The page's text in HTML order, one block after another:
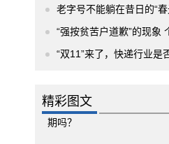
老字号不能躺在昔日的“
“强按贫苦户道歉”的现象
“双11”来了，快递行业是
精彩图文